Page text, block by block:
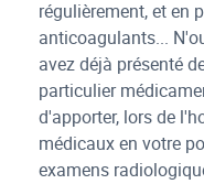
régulièrement, et en
anticoagulants...
avez déjà présenté
particulier
d'apporter, lors de
médicaux en votre
examens